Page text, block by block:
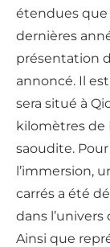
étendues que
dernières
présentation
annoncé. Il
sera situé à
kilomètres de
saoudite.
l’immersion,
carrés a été
dans
Ainsi que